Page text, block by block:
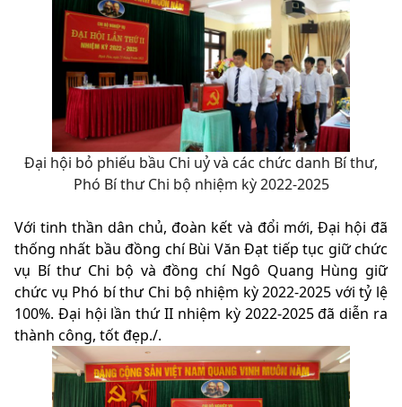
Đại hội bỏ phiếu bầu Chi uỷ và các chức danh Bí thư,
Phó Bí thư Chi bộ nhiệm kỳ 2022-2025
Với tinh thần dân chủ, đoàn kết và đổi mới, Đại hội đã
thống nhất bầu đồng chí Bùi Văn Đạt tiếp tục giữ chức
vụ Bí thư Chi bộ và đồng chí Ngô Quang Hùng giữ
chức vụ Phó bí thư Chi bộ nhiệm kỳ 2022-2025 với tỷ lệ
100%. Đại hội lần thứ II nhiệm kỳ 2022-2025 đã diễn ra
thành công, tốt đẹp./.